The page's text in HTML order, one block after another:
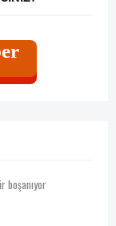
boşanıyor